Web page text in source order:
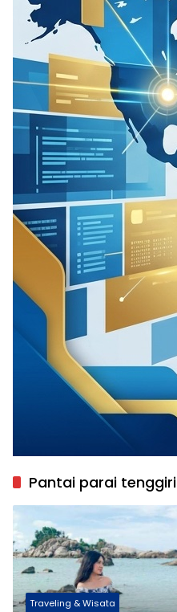
Pantai parai tenggiri
Traveling & Wisata